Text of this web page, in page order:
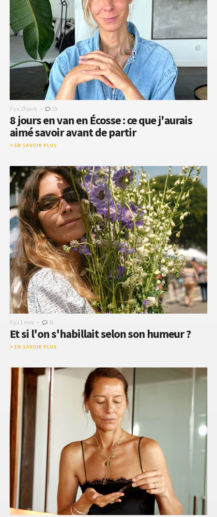
Il y a 23 jours - 19
8 jours en van en Écosse : ce que j'aurais
aimé savoir avant de partir
EN SAVOIR PLUS
Il y a 1 mois - 31
Et si l'on s'habillait selon son humeur ?
EN SAVOIR PLUS